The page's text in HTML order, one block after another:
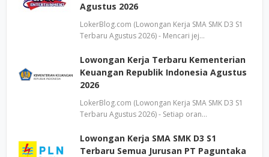
Agustus 2026
LokerBlog.com (Lowongan Kerja SMA SMK D3 S1
Terbaru Agustus 2026) - Mencari jej…
Lowongan Kerja Terbaru Kementerian
Keuangan Republik Indonesia Agustus
2026
LokerBlog.com (Lowongan Kerja SMA SMK D3 S1
Terbaru Agustus 2026) - Setiap oran…
Lowongan Kerja SMA SMK D3 S1
Terbaru Semua Jurusan PT Paguntaka